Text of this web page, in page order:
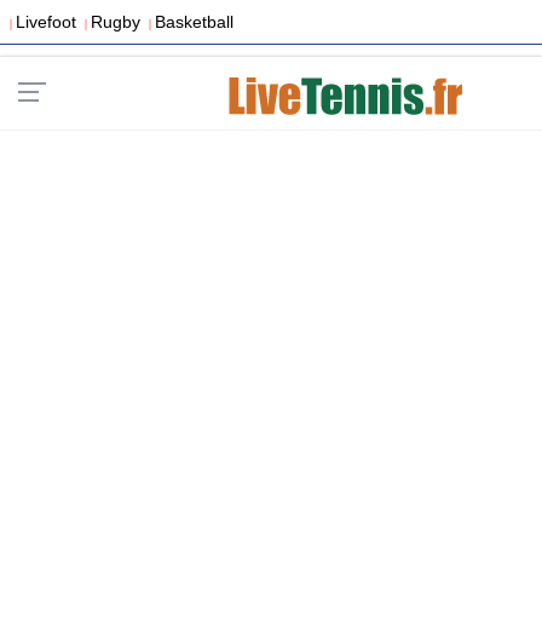
| Livefoot | Rugby | Basketball